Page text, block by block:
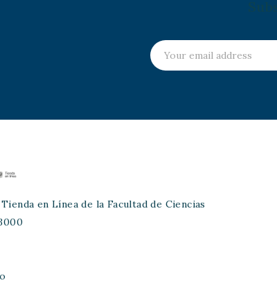
en Línea de la Facultad de Ciencias